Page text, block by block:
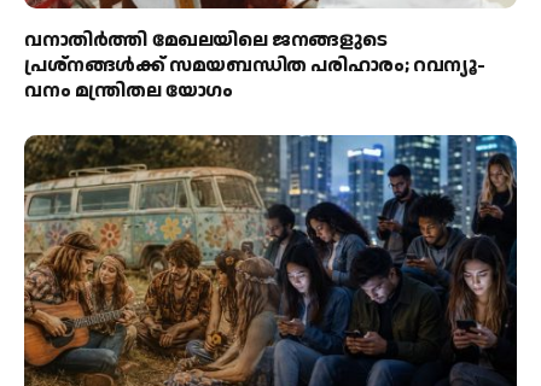
വനാതിർത്തി മേഖലയിലെ ജനങ്ങളുടെ
പ്രശ്നങ്ങൾക്ക് സമയബന്ധിത പരിഹാരം; റവന്യൂ-
വനം മന്ത്രിതല യോഗം